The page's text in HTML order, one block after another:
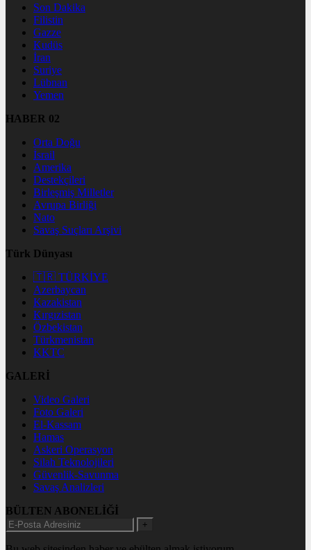
Son Dakika
Filistin
Gazze
Kudüs
İran
Suriye
Lübnan
Yemen
HABER 02
Orta Doğu
İsrail
Amerika
Destekçileri
Birleşmiş Milletler
Avrupa Birliği
Nato
Savaş Suçları Arşivi
Türk Dünyası
🇹🇷 TÜRKİYE
Azerbaycan
Kazakistan
Kırgızistan
Özbekistan
Türkmenistan
KKTC
GALERİ
Video Galeri
Foto Galeri
El-Kassam
Hamas
Askeri Operasyon
Silah Teknolojileri
Güvenlik-Savunma
Savaş Analizleri
BÜLTEN ABONELİĞİ
+